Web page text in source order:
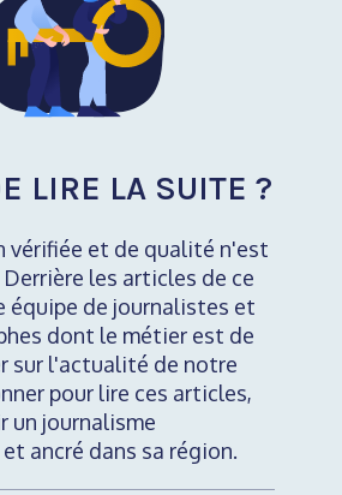
LIRE LA SUITE ?
vérifiée et de qualité n'est
les articles de ce
équipe de journalistes et
dont le métier est de
sur l'actualité de notre
pour lire ces articles,
un journalisme
ancré dans sa région.